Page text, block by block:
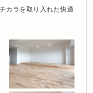
カラを取り入れた快適